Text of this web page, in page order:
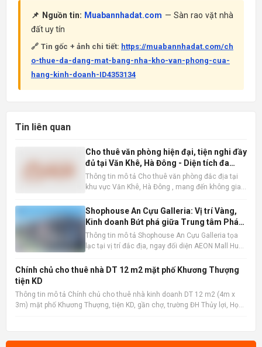
📌 Nguồn tin: Muabannhadat.com — Sàn rao vặt nhà
đất uy tín
🔗 Tin gốc + ảnh chi tiết: https://muabannhadat.com/ch
o-thue-da-dang-mat-bang-nha-kho-van-phong-cua-
hang-kinh-doanh-ID4353134
Tin liên quan
Cho thuê văn phòng hiện đại, tiện nghi đầy
đủ tại Văn Khê, Hà Đông - Diện tích đa
dạng
Thông tin mô tả Cho thuê văn phòng đắc địa tại
khu vực Văn Khê, Hà Đông , mang đến không gian
Với diện tích linh hoạt từ 200m2, 300m2 đến
600m2, chúng tôi đáp ứng mọi nhu cầu về quy mô
Shophouse An Cựu Galleria: Vị trí Vàng,
Kinh doanh Bứt phá giữa Trung tâm Phát
triển Mới Huế
Thông tin mô tả Shophouse An Cựu Galleria tọa
lạc tại vị trí đắc địa, ngay đối diện AEON Mall Huế,
trung tâm mua sắm và giải trí sầm uất bậc nhất
Chính chủ cho thuê nhà DT 12 m2 mặt phố Khương Thượng
tiện KD
Thông tin mô tả Chính chủ cho thuê nhà kinh doanh DT 12 m2 (4m x
3m) mặt phố Khương Thượng, tiện KD, gần chợ, trường ĐH Thủy lợi, Học